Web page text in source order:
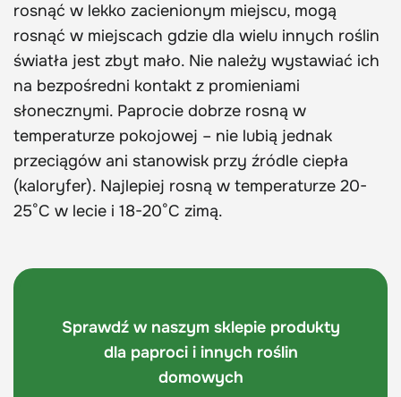
rosnąć w lekko zacienionym miejscu, mogą
rosnąć w miejscach gdzie dla wielu innych roślin
światła jest zbyt mało. Nie należy wystawiać ich
na bezpośredni kontakt z promieniami
słonecznymi. Paprocie dobrze rosną w
temperaturze pokojowej – nie lubią jednak
przeciągów ani stanowisk przy źródle ciepła
(kaloryfer). Najlepiej rosną w temperaturze 20-
25°C w lecie i 18-20°C zimą.
Sprawdź w naszym sklepie produkty
dla paproci i innych roślin
domowych